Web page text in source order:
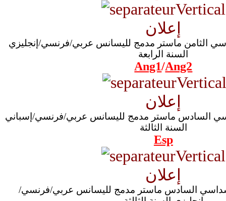
إعلان
الثامن ماستر مدمج لليسانس عربي/فرنسي/إنجليزي
السنة الرابعة
Ang1/Ang2
إعلان
السادس ماستر مدمج لليسانس عربي/فرنسي/إسباني
السنة الثالثة
Esp
إعلان
السادس ماستر مدمج لليسانس عربي/فرنسي/